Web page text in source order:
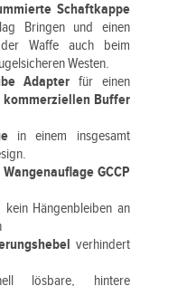
Schaftkappe
Bringen und einen
der Waffe auch beim
Westen.
Adapter für einen
kommerziellen Buffer
in einem insgesamt
GCCP
kein Hängenbleiben an
verhindert
lösbare, hintere